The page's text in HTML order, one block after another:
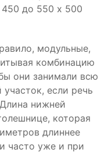
до 550 х 500
модульные,
комбинацию
они занимали всю
если речь
нижней
которая
длиннее
часто уже и при